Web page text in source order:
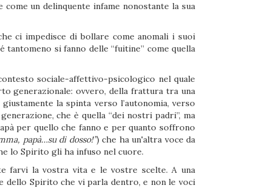
un delinquente infame nonostante la sua
ci impedisce di bollare come anomali i suoi
tantomeno si fanno delle “fuitine” come quella
sociale-affettivo-psicologico nel quale
generazionale: ovvero, della frattura tra una
la spinta verso l’autonomia, verso
che è quella “dei nostri padri”, ma
per quello che fanno e per quanto soffrono
papà…su di dosso!”) che ha un'altra voce da
lo Spirito gli ha infuso nel cuore.
farvi la vostra vita e le vostre scelte. A una
dello Spirito che vi parla dentro, e non le voci